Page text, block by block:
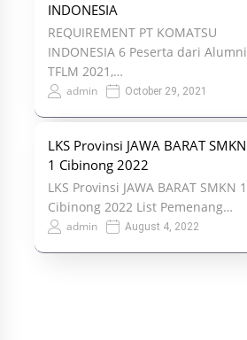
INDONESIA
REQUIREMENT PT KOMATSU
INDONESIA 6 Peserta dari Alumni
TFLM 2021,…
admin October 29, 2021
LKS Provinsi JAWA BARAT SMKN
1 Cibinong 2022
LKS Provinsi JAWA BARAT SMKN 1
Cibinong 2022 List Pemenang…
admin August 4, 2022